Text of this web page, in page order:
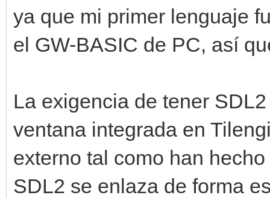
ya que mi primer lenguaje
el GW-BASIC de PC, así
La exigencia de tener
ventana integrada en
externo tal como han
SDL2 se enlaza de forma